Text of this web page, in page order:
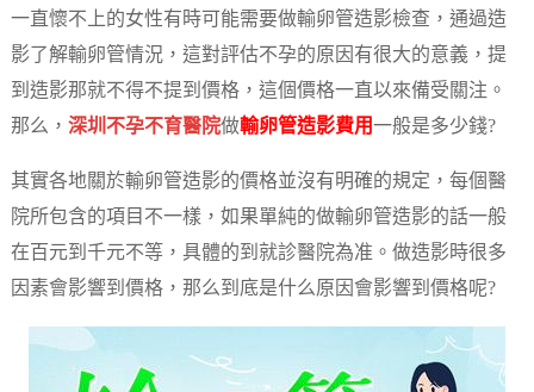
一直懷不上的女性有時可能需要做輸卵管造影檢查，通過造
影了解輸卵管情況，這對評估不孕的原因有很大的意義，提
到造影那就不得不提到價格，這個價格一直以來備受關注。
那么， 深圳不孕不育醫院做輸卵管造影費用一般是多少錢?
其實各地關於輸卵管造影的價格並沒有明確的規定，每個醫
院所包含的項目不一樣，如果單純的做輸卵管造影的話一般
在百元到千元不等，具體的到就診醫院為准。做造影時很多
因素會影響到價格，那么到底是什么原因會影響到價格呢?